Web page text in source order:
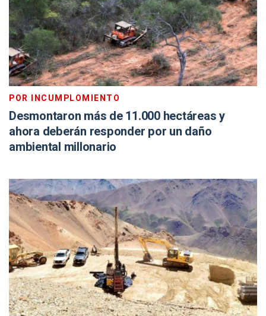
POR INCUMPLOMIENTO
Desmontaron más de 11.000 hectáreas y
ahora deberán responder por un daño
ambiental millonario